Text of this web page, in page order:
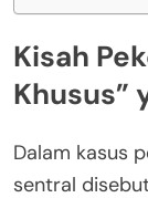
Kisah
Khusus”
Dalam kasus
sentral